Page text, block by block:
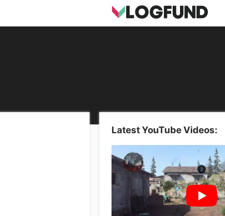
Latest YouTube Videos: